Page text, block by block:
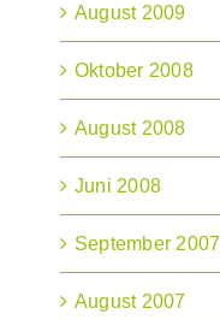
August 2009
Oktober 2008
August 2008
Juni 2008
September 2007
August 2007